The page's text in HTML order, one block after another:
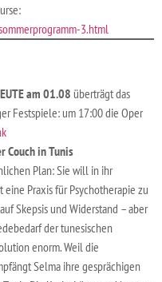
3.html
am 01.08überträgt das
Festspiele: um 17:00 die Oper
Couch in Tunis
Plan: Sie will in ihr
Praxis für Psychotherapie zu
Skepsis und Widerstand – aber
der tunesischen
enorm. Weil die
Selma ihre gesprächigen